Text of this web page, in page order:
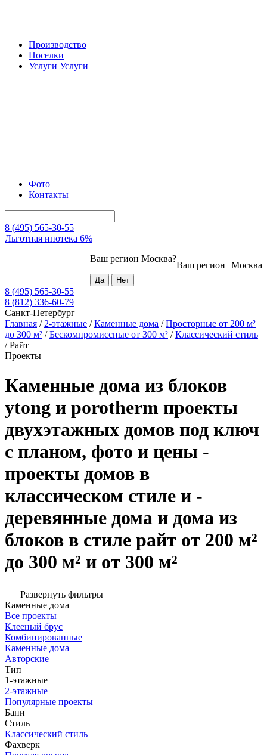
Производство
Поселки
Услуги Услуги
Фото
Контакты
8 (495) 565-30-55
Льготная ипотека 6%
Москва
Ваш регион
Ваш регион Москва?
8 (495) 565-30-55
8 (812) 336-60-79
Санкт-Петербург
Главная / 2-этажные /Каменные дома /Просторные от 200 м²
до 300 м² /Бескомпромиссные от 300 м² /Классический стиль
/Райт
Проекты
Каменные дома из блоков
ytong и porotherm проекты
двухэтажных домов под ключ
с планом, фото и цены -
проекты домов в
классическом стиле и -
деревянные дома и дома из
блоков в стиле райт от 200 м²
до 300 м² и от 300 м²
Развернуть фильтры
Каменные дома
Все проекты
Клееный брус
Комбинированные
Каменные дома
Авторские
Тип
1-этажные
2-этажные
Популярные проекты
Бани
Стиль
Классический стиль
Фахверк